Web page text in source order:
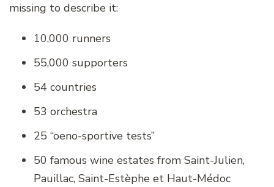
missing to describe it:
10,000 runners
55,000 supporters
54 countries
53 orchestra
25 “oeno-sportive tests”
50 famous wine estates from Saint-Julien,
Pauillac, Saint-Estèphe et Haut-Médoc